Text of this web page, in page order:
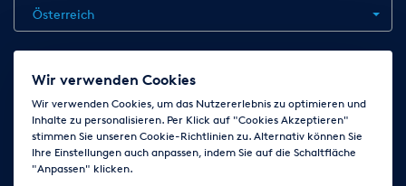
Österreich
Jobs Kontakt News
AGB
Impressum Cookie-Einstellungen ändern
Folge uns auf
Wir verwenden Cookies
Wir verwenden Cookies, um das Nutzererlebnis zu optimieren und
Inhalte zu personalisieren. Per Klick auf "Cookies Akzeptieren"
stimmen Sie unseren Cookie-Richtlinien zu. Alternativ können Sie
Ihre Einstellungen auch anpassen, indem Sie auf die Schaltfläche
"Anpassen" klicken.